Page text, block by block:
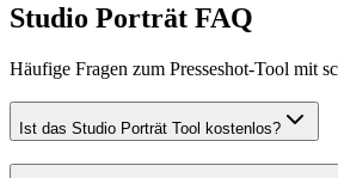
Studio Porträt FAQ
Häufige Fragen zum Presseshot-Tool mit
Ist das Studio Porträt Tool kostenlos?